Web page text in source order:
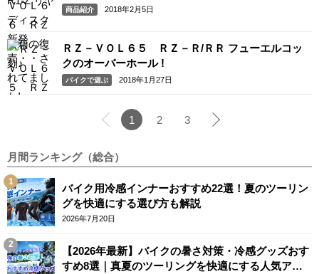
商品紹介 2018年2月5日
ＲＺ－ＶＯＬ６５ ＲＺ－Ｒ/ＲＲ フューエルコッ
クのオーバーホール !
バイクで遊ぶ 2018年1月27日
1 2 3
月間ランキング（総合）
バイク用冷感インナーおすすめ22選！夏のツーリン
グを快適にする選び方も解説
2026年7月20日
【2026年最新】バイクの暑さ対策・冷感グッズおす
すめ8選｜真夏のツーリングを快適にする人気アイ